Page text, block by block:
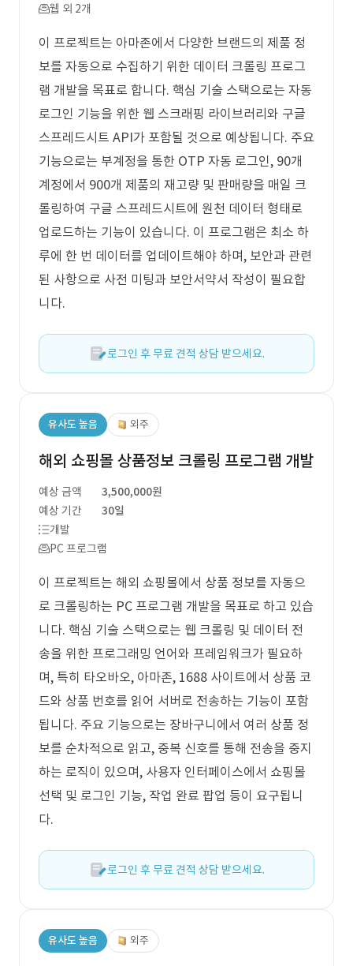
웹 외 2개
이 프로젝트는 아마존에서 다양한 브랜드의 제품 정
보를 자동으로 수집하기 위한 데이터 크롤링 프로그
램 개발을 목표로 합니다. 핵심 기술 스택으로는 자동
로그인 기능을 위한 웹 스크래핑 라이브러리와 구글
스프레드시트 API가 포함될 것으로 예상됩니다. 주요
기능으로는 부계정을 통한 OTP 자동 로그인, 90개
계정에서 900개 제품의 재고량 및 판매량을 매일 크
롤링하여 구글 스프레드시트에 원천 데이터 형태로
업로드하는 기능이 있습니다. 이 프로그램은 최소 하
루에 한 번 데이터를 업데이트해야 하며, 보안과 관련
된 사항으로 사전 미팅과 보안서약서 작성이 필요합
니다.
로그인 후 무료 견적 상담 받으세요.
유사도 높음 외주
해외 쇼핑몰 상품정보 크롤링 프로그램 개발
예상 금액
3,500,000원
예상 기간
30일
개발
PC 프로그램
이 프로젝트는 해외 쇼핑몰에서 상품 정보를 자동으
로 크롤링하는 PC 프로그램 개발을 목표로 하고 있습
니다. 핵심 기술 스택으로는 웹 크롤링 및 데이터 전
송을 위한 프로그래밍 언어와 프레임워크가 필요하
며, 특히 타오바오, 아마존, 1688 사이트에서 상품 코
드와 상품 번호를 읽어 서버로 전송하는 기능이 포함
됩니다. 주요 기능으로는 장바구니에서 여러 상품 정
보를 순차적으로 읽고, 중복 신호를 통해 전송을 중지
하는 로직이 있으며, 사용자 인터페이스에서 쇼핑몰
선택 및 로그인 기능, 작업 완료 팝업 등이 요구됩니
다.
로그인 후 무료 견적 상담 받으세요.
유사도 높음 외주